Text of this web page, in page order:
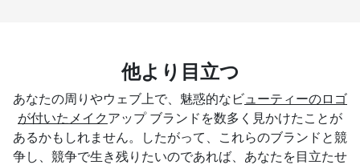
他より目立つ
あなたの周りやウェブ上で、魅惑的なビ ューティーのロゴ
が付いたメイク アップ ブランドを数多く見かけたことが
あるかもしれません。したがって、これらのブランドと競
争し、競争で生き残りたいのであれば、あなたを目立たせ